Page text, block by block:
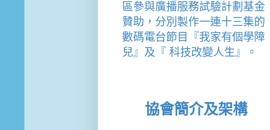
區參與廣播服務試驗計劃基金
贊助，分別製作一連十三集的
數碼電台節目『我家有個學障
兒』及『 科技改變人生』。
協會簡介及架構